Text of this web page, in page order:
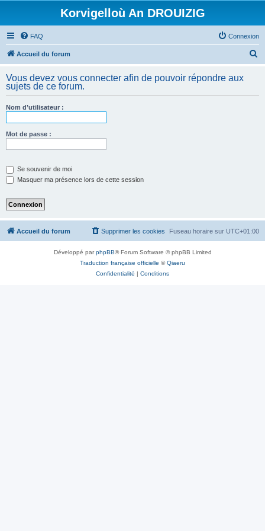
Korvigelloù An DROUIZIG
FAQ Connexion
Accueil du forum
h
Vous devez vous connecter afin de pouvoir répondre aux
sujets de ce forum.
Nom d’utilisateur :
Mot de passe :
Se souvenir de moi
Masquer ma présence lors de cette session
Accueil du forum Fuseau horaire sur UTC+01:00
Supprimer les cookies
Développé parphpBB® Forum Software © phpBB Limited
Traduction française officielle ©Qiaeru
Confidentialité | Conditions